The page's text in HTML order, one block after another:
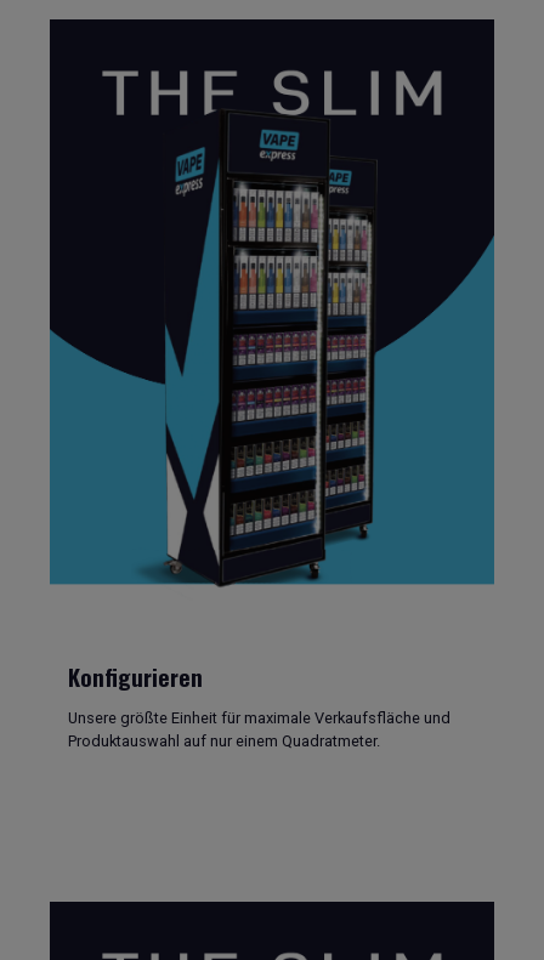
Konfigurieren
Unsere größte Einheit für maximale Verkaufsfläche und
Produktauswahl auf nur einem Quadratmeter.